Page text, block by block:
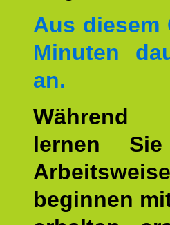
Aus diesem
Minuten
an.
Während
lernen
beginnen